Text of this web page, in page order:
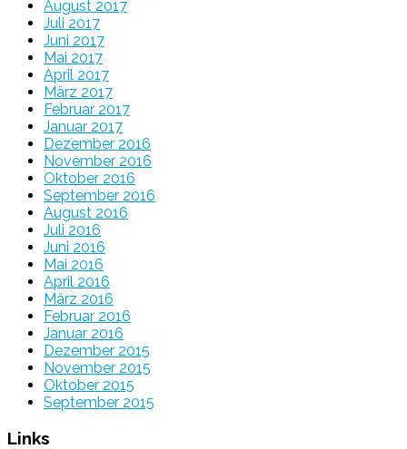
August 2017
Juli 2017
Juni 2017
Mai 2017
April 2017
März 2017
Februar 2017
Januar 2017
Dezember 2016
November 2016
Oktober 2016
September 2016
August 2016
Juli 2016
Juni 2016
Mai 2016
April 2016
März 2016
Februar 2016
Januar 2016
Dezember 2015
November 2015
Oktober 2015
September 2015
Links